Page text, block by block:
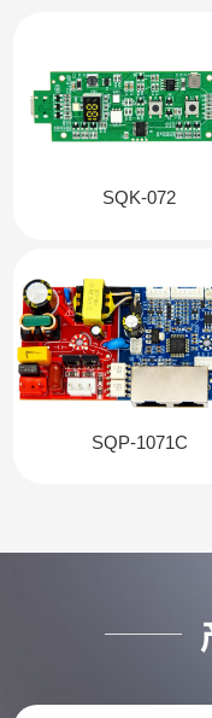
SQK-072
SQP-1071C